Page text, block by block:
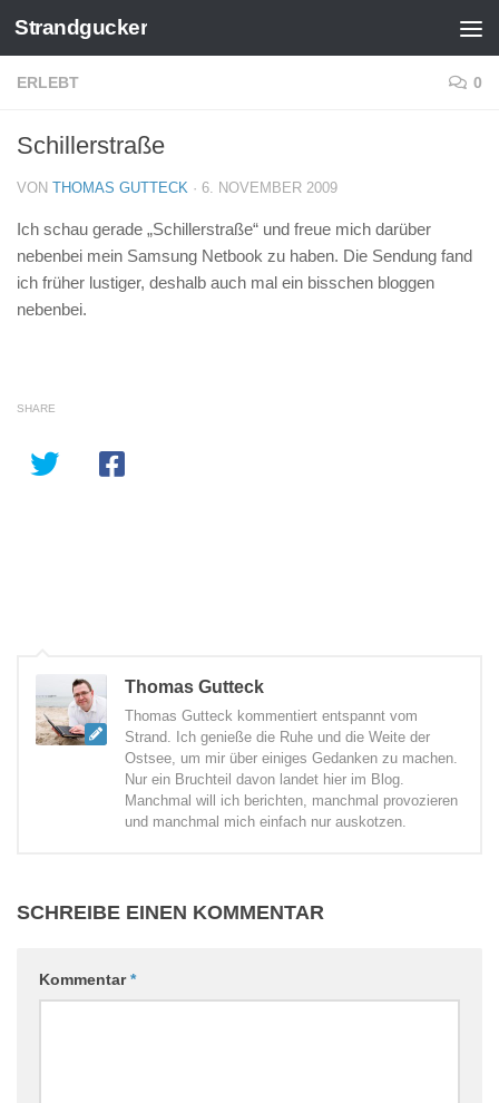
Zum Inhalt springen
Strandgucker
ERLEBT 0
Schillerstraße
VON THOMAS GUTTECK · 6. NOVEMBER 2009
Ich schau gerade „Schillerstraße“ und freue mich darüber
nebenbei mein Samsung Netbook zu haben. Die Sendung fand
ich früher lustiger, deshalb auch mal ein bisschen bloggen
nebenbei.
SHARE
Thomas Gutteck
Thomas Gutteck kommentiert entspannt vom
Strand. Ich genieße die Ruhe und die Weite der
Ostsee, um mir über einiges Gedanken zu machen.
Nur ein Bruchteil davon landet hier im Blog.
Manchmal will ich berichten, manchmal provozieren
und manchmal mich einfach nur auskotzen.
SCHREIBE EINEN KOMMENTAR
Kommentar*